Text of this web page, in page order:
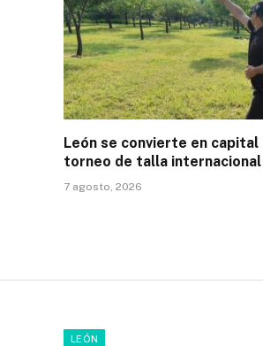
León se convierte en
torneo de talla internacional
7 agosto, 2026
LEÓN